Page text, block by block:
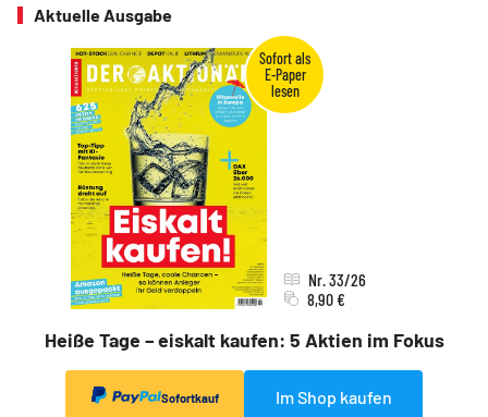
Aktuelle Ausgabe
Heiße Tage – eiskalt kaufen: 5 Aktien im Fokus
Nr. 33/26
8,90 €
Sofortkauf Im Shop kaufen